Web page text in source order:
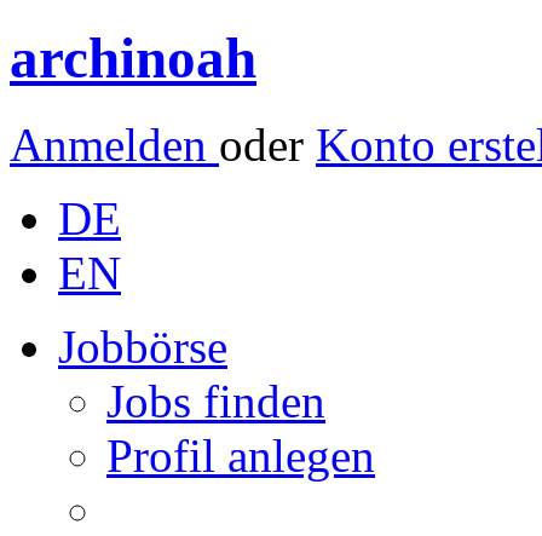
archinoah
Anmelden oder Konto
DE
EN
Jobbörse
Jobs finden
Profil anlegen